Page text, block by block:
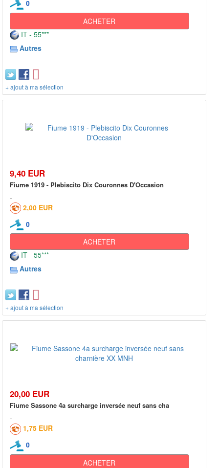
0
ACHETER
IT - 55***
Autres
+ ajout à ma sélection
9,40 EUR
Fiume 1919 - Plebiscito Dix Couronnes D'Occasion
2,00 EUR
0
ACHETER
IT - 55***
Autres
+ ajout à ma sélection
20,00 EUR
Fiume Sassone 4a surcharge inversée neuf sans cha
1,75 EUR
0
ACHETER